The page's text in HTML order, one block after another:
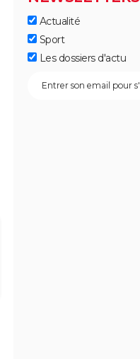
Actualité
Sport
Les dossiers d'actu